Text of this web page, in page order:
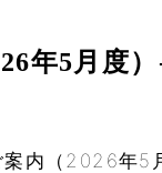
年5月度
内（2026年5